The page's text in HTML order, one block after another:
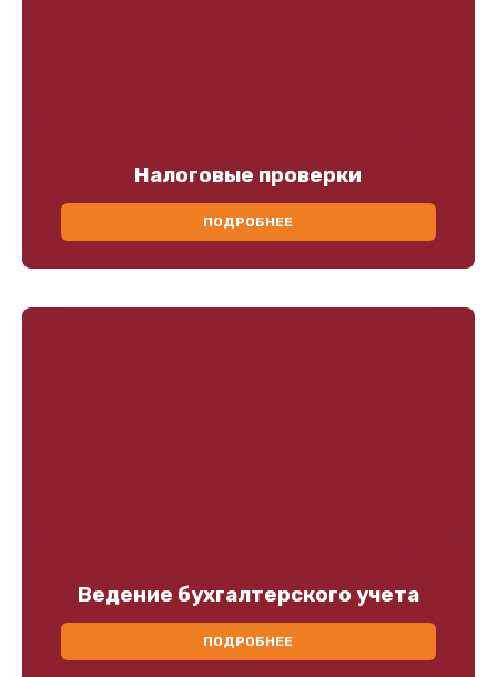
Налоговые проверки
ПОДРОБНЕЕ
Ведение бухгалтерского учета
ПОДРОБНЕЕ